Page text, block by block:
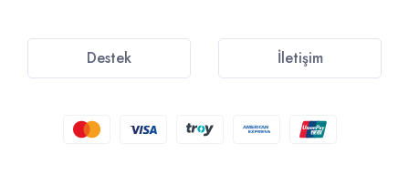
Destek İletişim